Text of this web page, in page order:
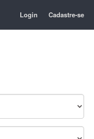
Login Cadastre-se